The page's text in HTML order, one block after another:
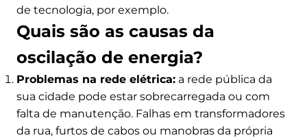
de tecnologia, por exemplo.
Quais são as causas da
oscilação de energia?
Problemas na rede elétrica: a rede pública da
sua cidade pode estar sobrecarregada ou com
falta de manutenção. Falhas em transformadores
da rua, furtos de cabos ou manobras da própria